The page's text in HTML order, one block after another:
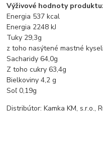
Výživové hodnoty
Energia 537 kcal
Energia 2248 kJ
Tuky 29,3g
z toho nasýtené mastné
Sacharidy 64,0g
Z toho cukry 63,4g
Bielkoviny 4,2 g
Soľ 0,19g
Distribútor: Kamka KM, s.r.o.,